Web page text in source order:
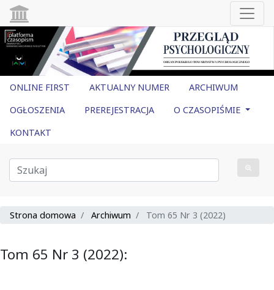
ONLINE FIRST AKTUALNY NUMER
ARCHIWUM
OGŁOSZENIA
PREREJESTRACJA
O CZASOPIŚMIE
KONTAKT
Strona domowa Archiwum Tom 65 Nr 3 (2022)
Tom 65 Nr 3 (2022):